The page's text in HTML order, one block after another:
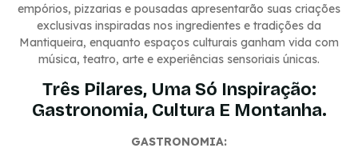
empórios, pizzarias e pousadas apresentarão suas criações
exclusivas inspiradas nos ingredientes e tradições da
Mantiqueira, enquanto espaços culturais ganham vida com
música, teatro, arte e experiências sensoriais únicas.
Três Pilares, Uma Só Inspiração:
Gastronomia, Cultura E Montanha.
GASTRONOMIA: